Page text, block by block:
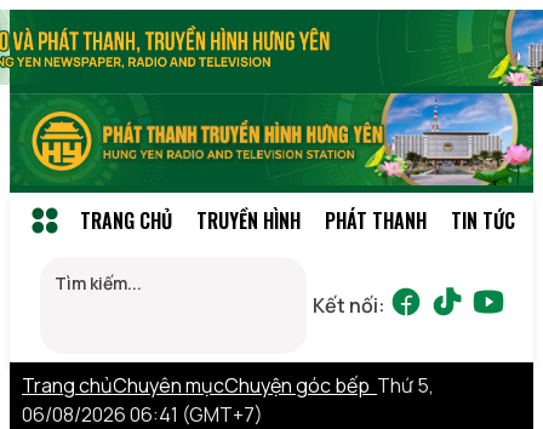
TRANG CHỦ TRUYỀN HÌNH PHÁT THANH TIN TỨC
Kết nối:
Trang chủChuyên mụcChuyện góc bếp Thứ 5,
06/08/2026 06:41 (GMT+7)